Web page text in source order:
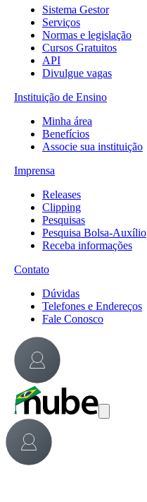
Sistema Gestor
Serviços
Normas e legislação
Cursos Gratuitos
API
Divulgue vagas
Instituição de Ensino
Minha área
Benefícios
Associe sua instituição
Imprensa
Releases
Clipping
Pesquisas
Pesquisa Bolsa-Auxílio
Receba informações
Contato
Dúvidas
Telefones e Endereços
Fale Conosco